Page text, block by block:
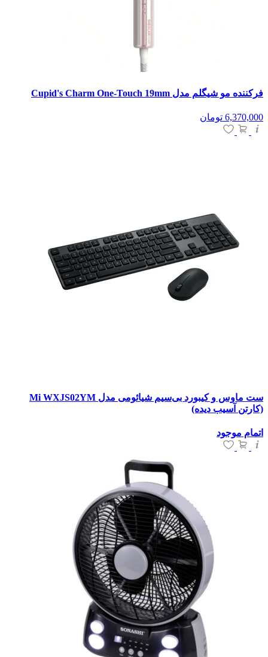
فرکننده مو شیگلم مدل Cupid's Charm One-Touch 19mm
6,370,000 تومان
ست ماوس و کیبورد بی‌سیم شیائومی مدل Mi WXJS02YM
(کارتن آسیب دیده)
اتمام موجود